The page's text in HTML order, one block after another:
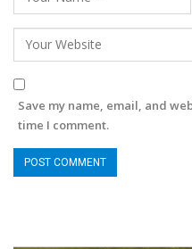
Save my name, email, and
time I comment.